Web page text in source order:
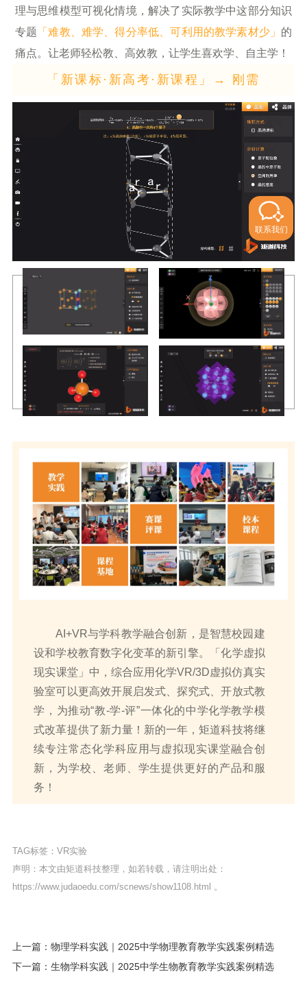
理与思维模型可视化情境，解决了实际教学中这部分知识
专题 「难教、难学、得分率低、可利用的教学素材少」 的
痛点。让老师轻松教、高效教，让学生喜欢学、自主学！
「新课标·新高考·新课程」→ 刚需
AI+VR与学科教学融合创新，是智慧校园建
设和学校教育数字化变革的新引擎。「化学虚拟
现实课堂」中，综合应用化学VR/3D虚拟仿真实
验室可以更高效开展启发式、探究式、开放式教
学，为推动“教-学-评”一体化的中学化学教学模
式改革提供了新力量！新的一年，矩道科技将继
续专注常态化学科应用与虚拟现实课堂融合创
新，为学校、老师、学生提供更好的产品和服
务！
TAG标签： VR实验
声明：本文由矩道科技整理，如若转载，请注明出处：
https://www.judaoedu.com/scnews/show1108.html 。
上一篇：物理学科实践｜2025中学物理教育教学实践案例精选
下一篇：生物学科实践｜2025中学生物教育教学实践案例精选
联系我们